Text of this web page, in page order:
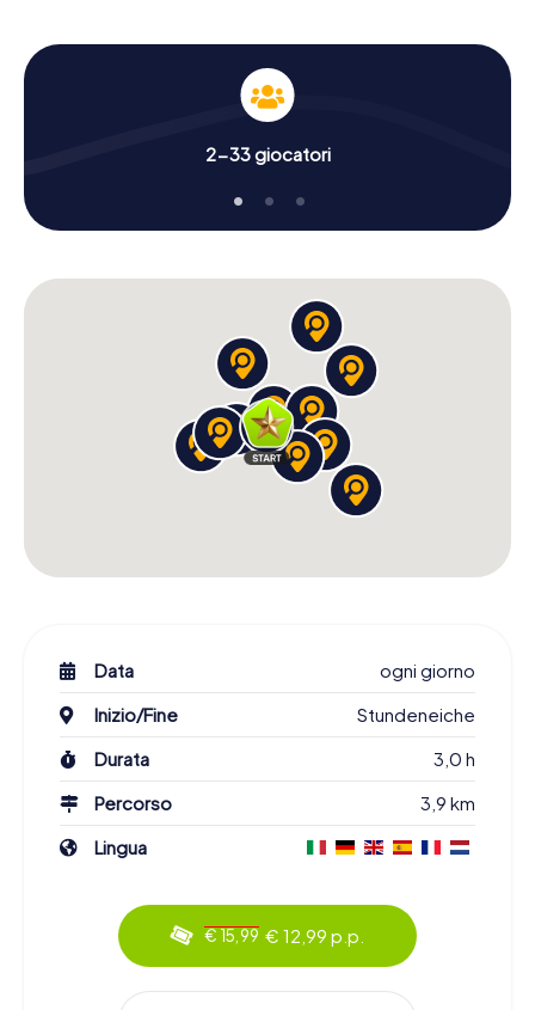
2-33 giocatori
Data
ogni giorno
Inizio/Fine
Stundeneiche
Durata
3,0 h
Percorso
3,9 km
Lingua
€ 15,99 € 12,99 p.p.